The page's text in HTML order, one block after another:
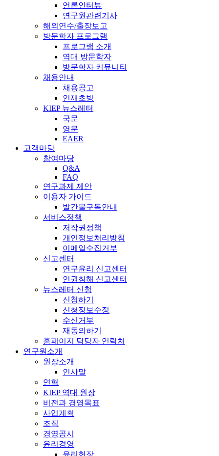
언론인터뷰
연구원관련기사
해외연수/출장보고
방문학자 프로그램
프로그램 소개
역대 방문학자
방문학자 커뮤니티
채용안내
채용공고
인재초빙
KIEP 뉴스레터
국문
영문
EAER
고객마당
참여마당
Q&A
FAQ
연구과제 제안
이용자 가이드
발간물구독안내
서비스정책
저작권정책
개인정보처리방침
이메일수집거부
신고센터
연구윤리 신고센터
인권침해 신고센터
뉴스레터 신청
신청하기
신청정보수정
수신거부
재동의하기
홈페이지 담당자 연락처
연구원소개
원장소개
인사말
연혁
KIEP 역대 원장
비전과 경영목표
사업계획
조직
경영공시
윤리경영
윤리헌장